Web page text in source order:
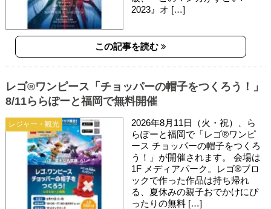
2023』オ […]
この記事を読む
レジャー・観光
レゴ®ワンピース「チョッパーの帽子をつくろう！」
8/11ららぽーと福岡で無料開催
2026年8月11日（火・祝）、ら
らぽーと福岡で「レゴ®ワンピ
ース チョッパーの帽子をつくろ
う！」が開催されます。 会場は
1F メディアパーク。レゴ®ブロ
ックで作った作品は持ち帰れ
る、夏休みの親子おでかけにぴ
ったりの無料 […]